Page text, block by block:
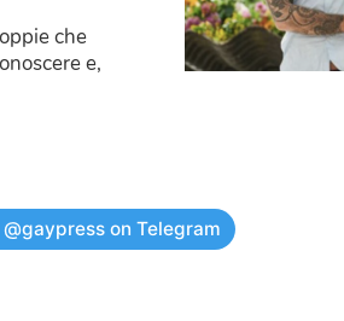
che
e,
on Telegram